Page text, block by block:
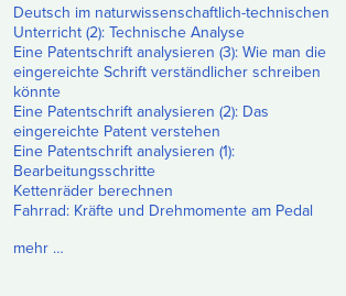
Deutsch im naturwissenschaftlich-technischen
Unterricht (2): Technische Analyse
Eine Patentschrift analysieren (3): Wie man die
eingereichte Schrift verständlicher schreiben
könnte
Eine Patentschrift analysieren (2): Das
eingereichte Patent verstehen
Eine Patentschrift analysieren (1):
Bearbeitungsschritte
Kettenräder berechnen
Fahrrad: Kräfte und Drehmomente am Pedal
mehr …